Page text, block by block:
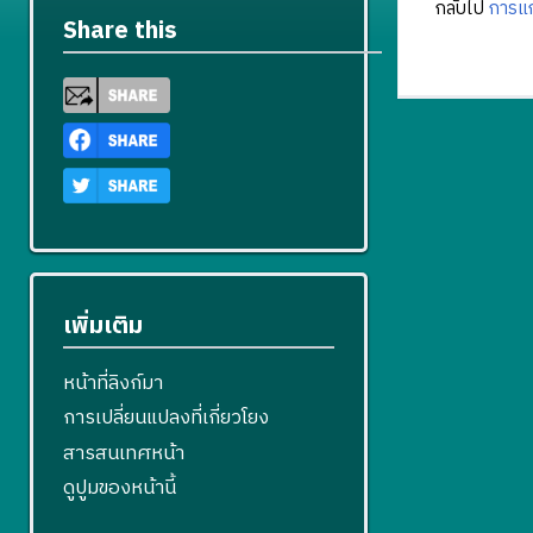
กลับไป การ
Share this
เพิ่มเติม
หน้าที่ลิงก์มา
การเปลี่ยนแปลงที่เกี่ยวโยง
สารสนเทศหน้า
ดูปูมของหน้านี้